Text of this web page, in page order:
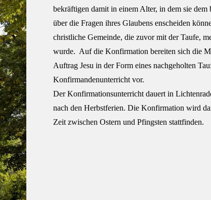
bekräftigen damit in einem Alter, in dem sie dem
über die Fragen ihres Glaubens enscheiden
christliche Gemeinde, die zuvor mit der Taufe,
wurde. Auf die Konfirmation bereiten sich die
Auftrag Jesu in der Form eines nachgeholten
Konfirmandenunterricht vor.
Der Konfirmationsunterricht dauert in
nach den Herbstferien. Die Konfirmation wird
Zeit zwischen Ostern und Pfingsten stattfinden.